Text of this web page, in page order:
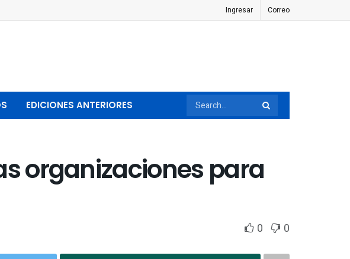
Ingresar Correo
EDICIONES ANTERIORES
organizaciones para
0 0